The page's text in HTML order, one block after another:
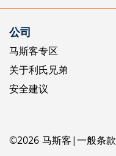
公司
马斯客专区
关于利氏兄弟
安全建议
©2026 马斯客 一般条款